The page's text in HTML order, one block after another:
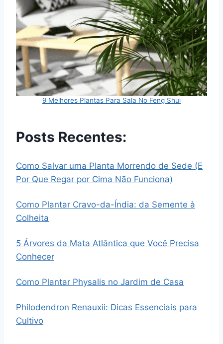
9 Melhores Plantas Para Sala No Feng Shui
Posts Recentes:
Como Salvar uma Planta Morrendo de Sede (E
Por Que Regar por Cima Não Funciona)
Como Plantar Cravo-da-Índia: da Semente à
Colheita
5 Árvores da Mata Atlântica que Você Precisa
Conhecer
Como Plantar Physalis no Jardim de Casa
Philodendron Renauxii: Dicas Essenciais para
Cultivo